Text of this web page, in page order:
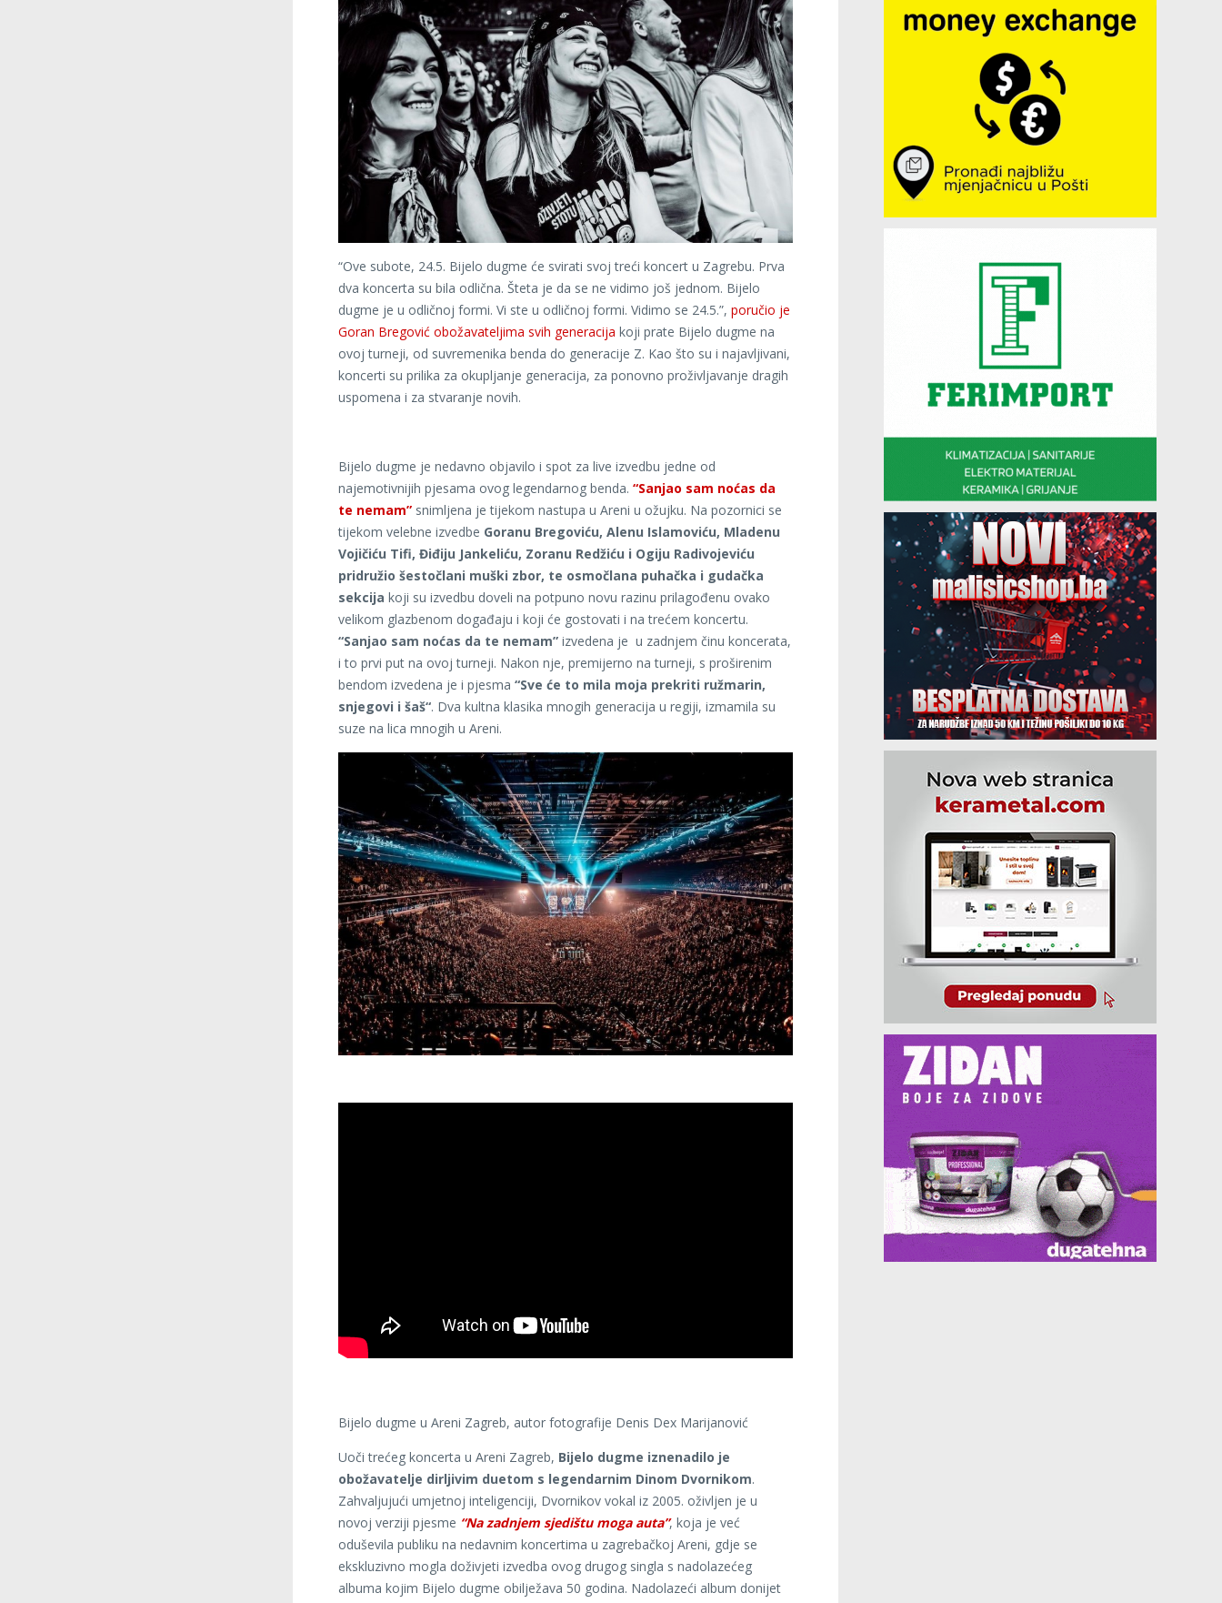
“Ove subote, 24.5. Bijelo dugme će svirati svoj treći koncert u Zagrebu. Prva
dva koncerta su bila odlična. Šteta je da se ne vidimo još jednom. Bijelo
dugme je u odličnoj formi. Vi ste u odličnoj formi. Vidimo se 24.5.”, poručio je
Goran Bregović obožavateljima svih generacija koji prate Bijelo dugme na
ovoj turneji, od suvremenika benda do generacije Z. Kao što su i najavljivani,
koncerti su prilika za okupljanje generacija, za ponovno proživljavanje dragih
uspomena i za stvaranje novih.
Bijelo dugme je nedavno objavilo i spot za live izvedbu jedne od
najemotivnijih pjesama ovog legendarnog benda. “Sanjao sam noćas da
te nemam” snimljena je tijekom nastupa u Areni u ožujku. Na pozornici se
tijekom velebne izvedbe Goranu Bregoviću, Alenu Islamoviću, Mladenu
Vojičiću Tifi, Điđiju Jankeliću, Zoranu Redžiću i Ogiju Radivojeviću
pridružio šestočlani muški zbor, te osmočlana puhačka i gudačka
sekcija koji su izvedbu doveli na potpuno novu razinu prilagođenu ovako
velikom glazbenom događaju i koji će gostovati i na trećem koncertu.
“Sanjao sam noćas da te nemam” izvedena je u zadnjem činu koncerata,
i to prvi put na ovoj turneji. Nakon nje, premijerno na turneji, s proširenim
bendom izvedena je i pjesma “Sve će to mila moja prekriti ružmarin,
snjegovi i šaš“. Dva kultna klasika mnogih generacija u regiji, izmamila su
suze na lica mnogih u Areni.
Bijelo dugme u Areni Zagreb, autor fotografije Denis Dex Marijanović
Uoči trećeg koncerta u Areni Zagreb, Bijelo dugme iznenadilo je
obožavatelje dirljivim duetom s legendarnim Dinom Dvornikom.
Zahvaljujući umjetnoj inteligenciji, Dvornikov vokal iz 2005. oživljen je u
novoj verziji pjesme “Na zadnjem sjedištu moga auta”, koja je već
oduševila publiku na nedavnim koncertima u zagrebačkoj Areni, gdje se
ekskluzivno mogla doživjeti izvedba ovog drugog singla s nadolazećeg
albuma kojim Bijelo dugme obilježava 50 godina. Nadolazeći album donijet